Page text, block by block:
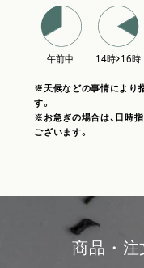
※天候などの事情により
す。
※お急ぎの場合は、日時
ございます。
商品・注